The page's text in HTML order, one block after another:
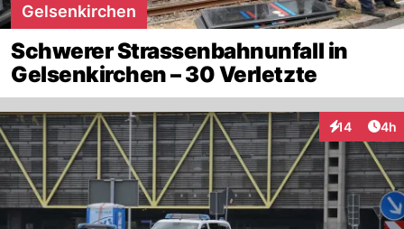
Gelsenkirchen
Schwerer Strassenbahnunfall in
Gelsenkirchen – 30 Verletzte
14
Interaktionen
4h